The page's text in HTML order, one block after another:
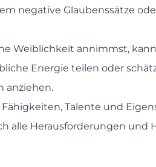
negative Glaubenssätze
Weiblichkeit annimmst,
Energie teilen oder
anziehen.
Talente und
alle Herausforderungen und